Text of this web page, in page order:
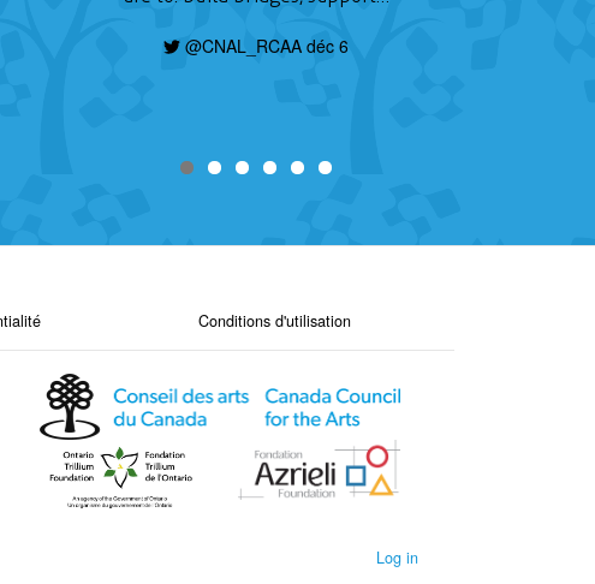
@CNAL_RCAA déc 6
Conditions d'utilisation
Log in